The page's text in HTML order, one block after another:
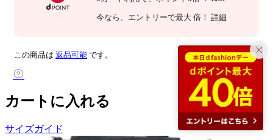
今なら 、エントリーで最大 倍！ 詳細
この商品は 返品可能 です。
カートに入れる
サイズガイド